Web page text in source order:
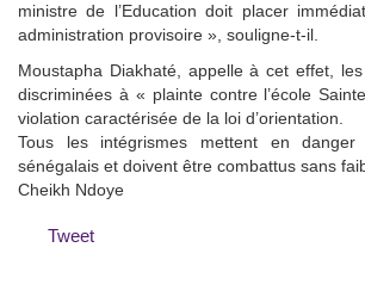
ministre de l’Education doit placer
administration provisoire », souligne-t-il.
Moustapha Diakhaté, appelle à cet effet,
discriminées à « plainte contre l’école
violation caractérisée de la loi d’orientation.
Tous les intégrismes mettent en
sénégalais et doivent être combattus sans
Cheikh Ndoye
Tweet